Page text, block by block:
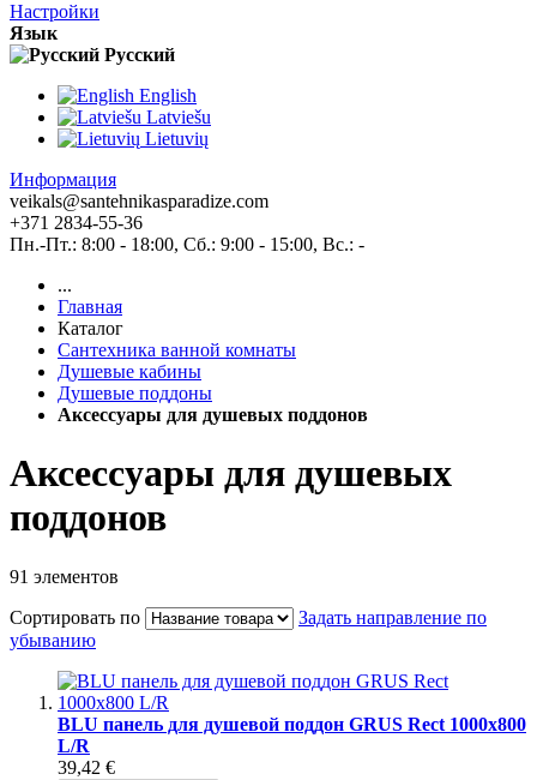
Настройки
Язык
Pусский
English
Latviešu
Lietuvių
Информация
veikals@santehnikasparadize.com
+371 2834-55-36
Пн.-Пт.: 8:00 - 18:00, Сб.: 9:00 - 15:00, Вс.: -
...
Главная
Каталог
Сантехника ванной комнаты
Душевые кабины
Душевые поддоны
Аксессуары для душевых поддонов
Аксессуары для душевых
поддонов
91 элементов
Сортировать по
Задать направление по
убыванию
BLU панель для душевой поддон GRUS Rect 1000x800
L/R
39,42 €